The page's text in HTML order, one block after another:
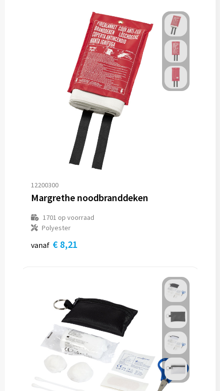
12200300
Margrethe noodbranddeken
1701 op voorraad
Polyester
vanaf € 8,21